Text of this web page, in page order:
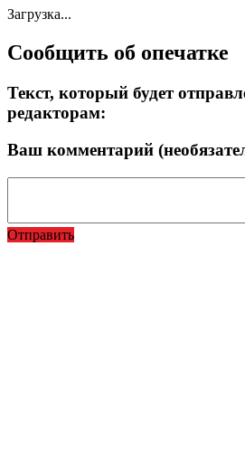
Загрузка...
Сообщить об опечатке
Текст, который будет
редакторам:
Ваш комментарий
Отправить